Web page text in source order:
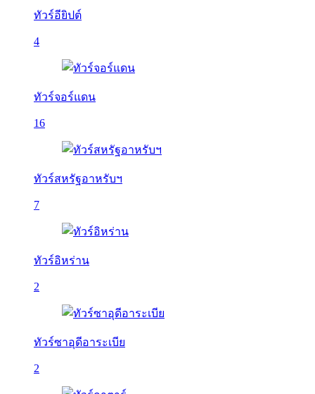
ทัวร์อียิปต์
4
ทัวร์จอร์แดน
16
ทัวร์สหรัฐอาหรับฯ
7
ทัวร์อิหร่าน
2
ทัวร์ซาอุดีอาระเบีย
2